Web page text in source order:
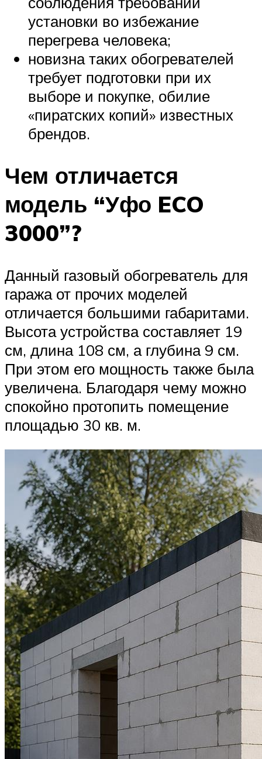
установки во избежание
перегрева человека;
новизна таких обогревателей
требует подготовки при их
выборе и покупке, обилие
«пиратских копий» известных
брендов.
Чем отличается
модель “Уфо ECO
3000”?
Данный газовый обогреватель для
гаража от прочих моделей
отличается большими габаритами.
Высота устройства составляет 19
см, длина 108 см, а глубина 9 см.
При этом его мощность также была
увеличена. Благодаря чему можно
спокойно протопить помещение
площадью 30 кв. м.